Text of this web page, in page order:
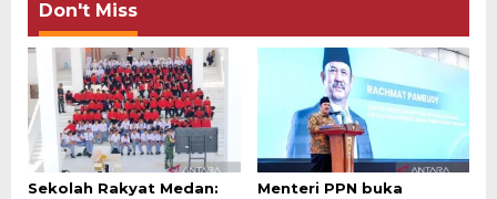
Don't Miss
Sekolah Rakyat Medan:
Menteri PPN buka